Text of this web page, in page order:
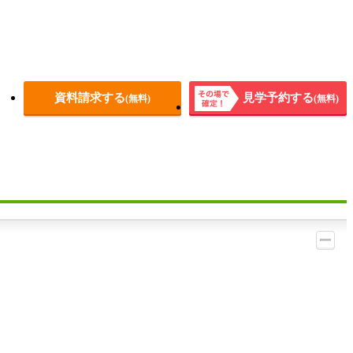
資料請求する(無料)
その場
見学予約する(無料)